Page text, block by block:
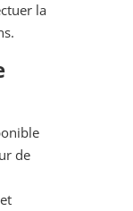
la
de